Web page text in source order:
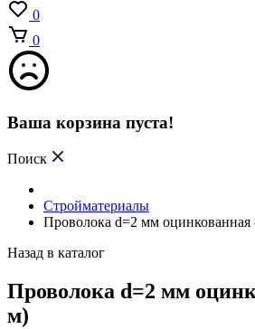
0
0
Ваша корзина пуста!
Поиск
Стройматериалы
Проволока d=2 мм оцинкованная
Назад в каталог
Проволока d=2 мм
м)